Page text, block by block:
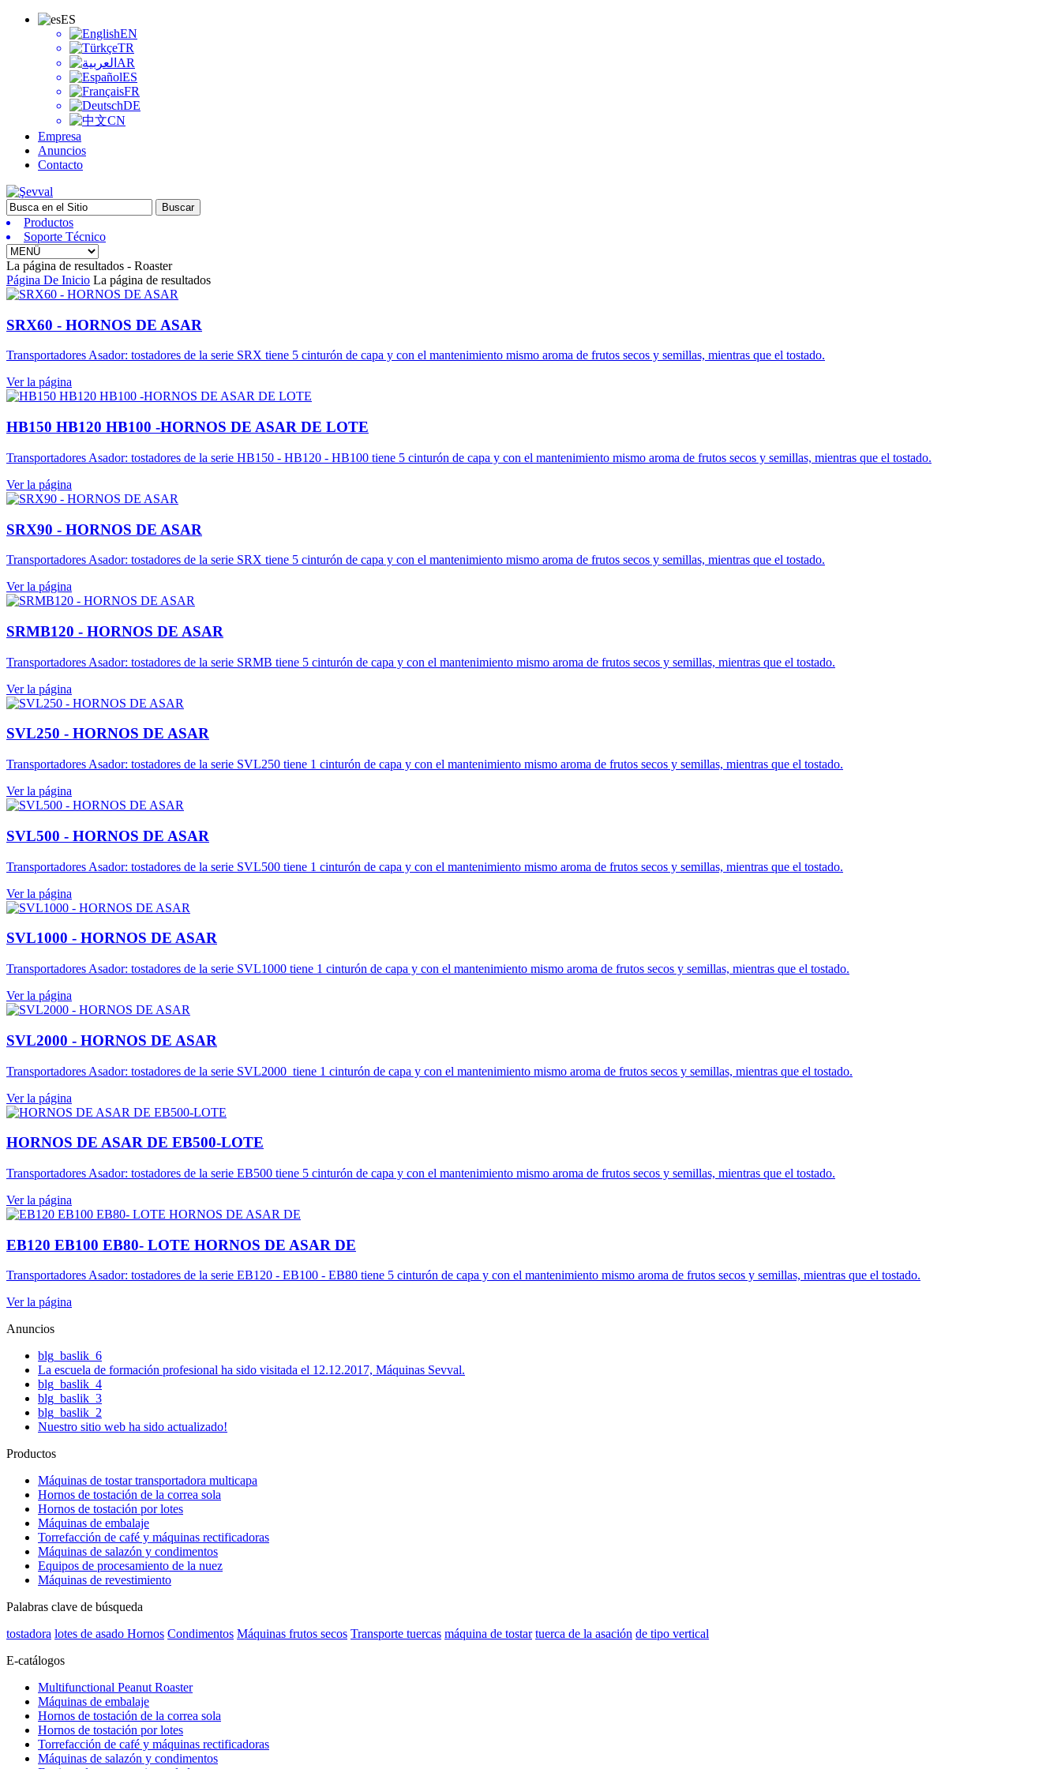
ES
EN
TR
AR
ES
FR
DE
CN
Empresa
Anuncios
Contacto
Productos
Soporte Técnico
La página de resultados - Roaster
Página De Inicio La página de resultados
SRX60 - HORNOS DE ASAR
Transportadores Asador: tostadores de la serie SRX tiene 5 cinturón de capa y con el mantenimiento mismo aroma de frutos secos y semillas, mientras que el tostado.
Ver la página
HB150 HB120 HB100 -HORNOS DE ASAR DE LOTE
Transportadores Asador: tostadores de la serie HB150 - HB120 - HB100 tiene 5 cinturón de capa y con el mantenimiento mismo aroma de frutos secos y semillas, mientras que el tostado.
Ver la página
SRX90 - HORNOS DE ASAR
Transportadores Asador: tostadores de la serie SRX tiene 5 cinturón de capa y con el mantenimiento mismo aroma de frutos secos y semillas, mientras que el tostado.
Ver la página
SRMB120 - HORNOS DE ASAR
Transportadores Asador: tostadores de la serie SRMB tiene 5 cinturón de capa y con el mantenimiento mismo aroma de frutos secos y semillas, mientras que el tostado.
Ver la página
SVL250 - HORNOS DE ASAR
Transportadores Asador: tostadores de la serie SVL250 tiene 1 cinturón de capa y con el mantenimiento mismo aroma de frutos secos y semillas, mientras que el tostado.
Ver la página
SVL500 - HORNOS DE ASAR
Transportadores Asador: tostadores de la serie SVL500 tiene 1 cinturón de capa y con el mantenimiento mismo aroma de frutos secos y semillas, mientras que el tostado.
Ver la página
SVL1000 - HORNOS DE ASAR
Transportadores Asador: tostadores de la serie SVL1000 tiene 1 cinturón de capa y con el mantenimiento mismo aroma de frutos secos y semillas, mientras que el tostado.
Ver la página
SVL2000 - HORNOS DE ASAR
Transportadores Asador: tostadores de la serie SVL2000 tiene 1 cinturón de capa y con el mantenimiento mismo aroma de frutos secos y semillas, mientras que el tostado.
Ver la página
HORNOS DE ASAR DE EB500-LOTE
Transportadores Asador: tostadores de la serie EB500 tiene 5 cinturón de capa y con el mantenimiento mismo aroma de frutos secos y semillas, mientras que el tostado.
Ver la página
EB120 EB100 EB80- LOTE HORNOS DE ASAR DE
Transportadores Asador: tostadores de la serie EB120 - EB100 - EB80 tiene 5 cinturón de capa y con el mantenimiento mismo aroma de frutos secos y semillas, mientras que el tostado.
Ver la página
Anuncios
blg_baslik_6
La escuela de formación profesional ha sido visitada el 12.12.2017, Máquinas Sevval.
blg_baslik_4
blg_baslik_3
blg_baslik_2
Nuestro sitio web ha sido actualizado!
Productos
Máquinas de tostar transportadora multicapa
Hornos de tostación de la correa sola
Hornos de tostación por lotes
Máquinas de embalaje
Torrefacción de café y máquinas rectificadoras
Máquinas de salazón y condimentos
Equipos de procesamiento de la nuez
Máquinas de revestimiento
Palabras clave de búsqueda
tostadora lotes de asado Hornos Condimentos Máquinas frutos secos Transporte tuercas máquina de tostar tuerca de la asación de tipo vertical
E-catálogos
Multifunctional Peanut Roaster
Máquinas de embalaje
Hornos de tostación de la correa sola
Hornos de tostación por lotes
Torrefacción de café y máquinas rectificadoras
Máquinas de salazón y condimentos